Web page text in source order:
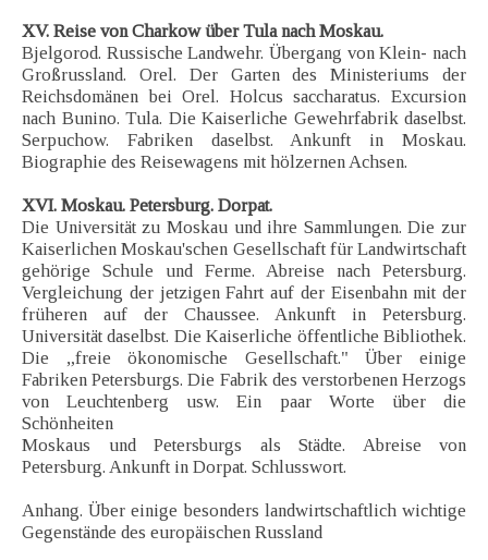
XV. Reise von Charkow über Tula nach Moskau.
Bjelgorod. Russische Landwehr. Übergang von Klein- nach
Großrussland. Orel. Der Garten des Ministeriums der
Reichsdomänen bei Orel. Holcus saccharatus. Excursion
nach Bunino. Tula. Die Kaiserliche Gewehrfabrik daselbst.
Serpuchow. Fabriken daselbst. Ankunft in Moskau.
Biographie des Reisewagens mit hölzernen Achsen.
XVI. Moskau. Petersburg. Dorpat.
Die Universität zu Moskau und ihre Sammlungen. Die zur
Kaiserlichen Moskau'schen Gesellschaft für Landwirtschaft
gehörige Schule und Ferme. Abreise nach Petersburg.
Vergleichung der jetzigen Fahrt auf der Eisenbahn mit der
früheren auf der Chaussee. Ankunft in Petersburg.
Universität daselbst. Die Kaiserliche öffentliche Bibliothek.
Die „freie ökonomische Gesellschaft." Über einige
Fabriken Petersburgs. Die Fabrik des verstorbenen Herzogs
von Leuchtenberg usw. Ein paar Worte über die
Schönheiten
Moskaus und Petersburgs als Städte. Abreise von
Petersburg. Ankunft in Dorpat. Schlusswort.
Anhang. Über einige besonders landwirtschaftlich wichtige
Gegenstände des europäischen Russland